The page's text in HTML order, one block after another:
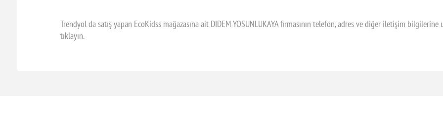
Trendyol da satış yapan EcoKidss mağazasına ait DIDEM YOSUNLUKAYA firmasının telefon, adres ve diğer iletişim
tıklayın.